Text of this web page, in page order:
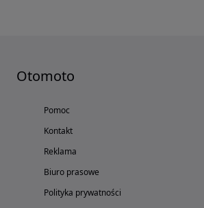
Otomoto
Pomoc
Kontakt
Reklama
Biuro prasowe
Polityka prywatności